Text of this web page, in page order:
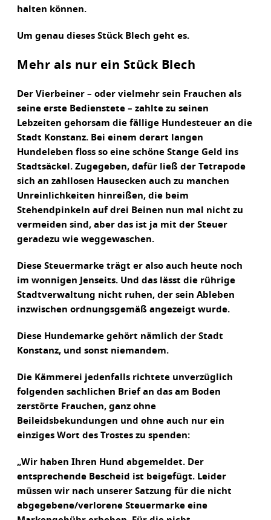
halten können.
Um genau dieses Stück Blech geht es.
Mehr als nur ein Stück Blech
Der Vierbeiner – oder vielmehr sein Frauchen als
seine erste Bedienstete – zahlte zu seinen
Lebzeiten gehorsam die fällige Hundesteuer an die
Stadt Konstanz. Bei einem derart langen
Hundeleben floss so eine schöne Stange Geld ins
Stadtsäckel. Zugegeben, dafür ließ der Tetrapode
sich an zahllosen Hausecken auch zu manchen
Unreinlichkeiten hinreißen, die beim
Stehendpinkeln auf drei Beinen nun mal nicht zu
vermeiden sind, aber das ist ja mit der Steuer
geradezu wie weggewaschen.
Diese Steuermarke trägt er also auch heute noch
im wonnigen Jenseits. Und das lässt die rührige
Stadtverwaltung nicht ruhen, der sein Ableben
inzwischen ordnungsgemäß angezeigt wurde.
Diese Hundemarke gehört nämlich der Stadt
Konstanz, und sonst niemandem.
Die Kämmerei jedenfalls richtete unverzüglich
folgenden sachlichen Brief an das am Boden
zerstörte Frauchen, ganz ohne
Beileidsbekundungen und ohne auch nur ein
einziges Wort des Trostes zu spenden:
„Wir haben Ihren Hund abgemeldet. Der
entsprechende Bescheid ist beigefügt. Leider
müssen wir nach unserer Satzung für die nicht
abgegebene/verlorene Steuermarke eine